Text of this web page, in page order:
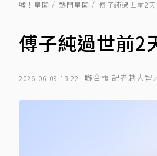
噓！星聞 熱門星聞 傅子純過世前2
傅子純過世前2
2026-06-09 13:22 聯合報 記者趙大智